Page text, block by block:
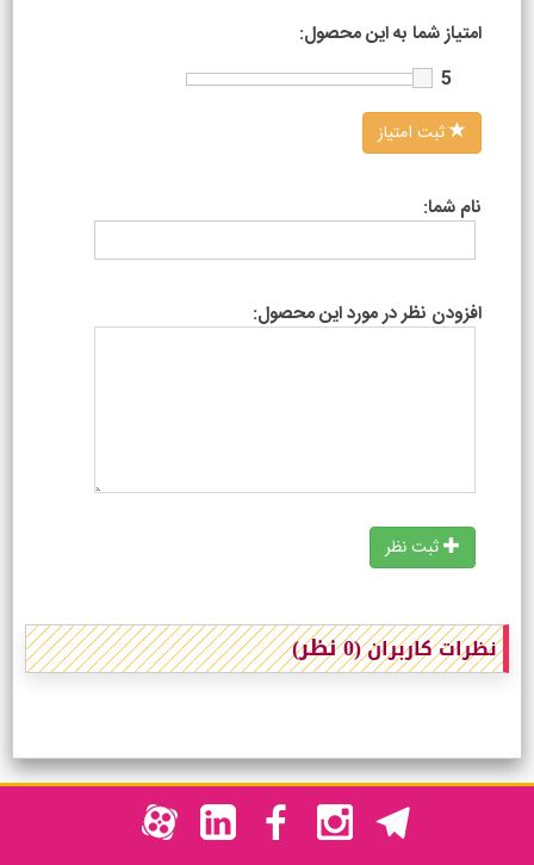
امتیاز شما به این محصول:
5
ثبت امتیاز
نام شما:
افزودن نظر در مورد این محصول:
ثبت نظر
نظرات کاربران(0 نظر)